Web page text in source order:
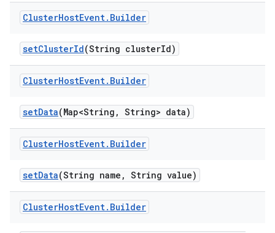
ClusterHostEvent. Builder
setClusterId(String clusterId)
ClusterHostEvent. Builder
setData(Map<String , String> data)
ClusterHostEvent. Builder
setData(String name , String value)
ClusterHostEvent. Builder